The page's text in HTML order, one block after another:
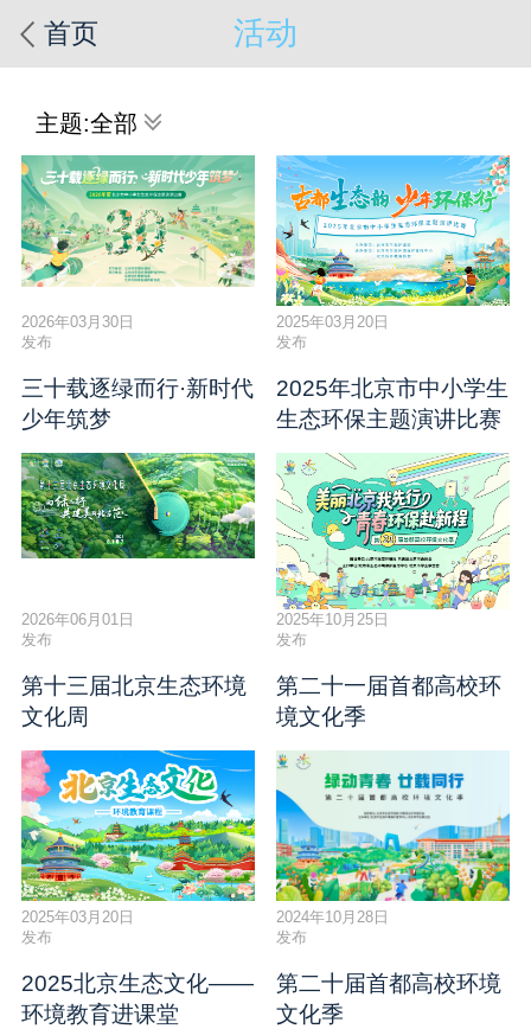
首页 活动
主题:全部
2026年03月30日
发布
三十载逐绿而行·新时代
少年筑梦
2025年03月20日
发布
2025年北京市中小学生
生态环保主题演讲比赛
2026年06月01日
发布
第十三届北京生态环境
文化周
2025年10月25日
发布
第二十一届首都高校环
境文化季
2025年03月20日
发布
2025北京生态文化——
环境教育进课堂
2024年10月28日
发布
第二十届首都高校环境
文化季